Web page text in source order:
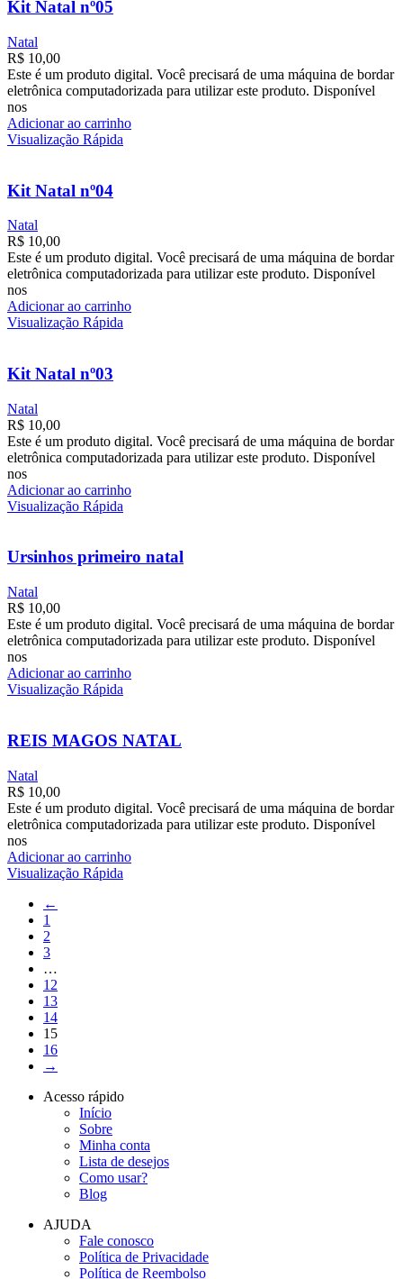
Kit Natal nº05
Natal
R$ 10,00
Este é um produto digital. Você precisará de uma máquina de bordar
eletrônica computadorizada para utilizar este produto. Disponível
nos
Adicionar ao carrinho
Visualização Rápida
Kit Natal nº04
Natal
R$ 10,00
Este é um produto digital. Você precisará de uma máquina de bordar
eletrônica computadorizada para utilizar este produto. Disponível
nos
Adicionar ao carrinho
Visualização Rápida
Kit Natal nº03
Natal
R$ 10,00
Este é um produto digital. Você precisará de uma máquina de bordar
eletrônica computadorizada para utilizar este produto. Disponível
nos
Adicionar ao carrinho
Visualização Rápida
Ursinhos primeiro natal
Natal
R$ 10,00
Este é um produto digital. Você precisará de uma máquina de bordar
eletrônica computadorizada para utilizar este produto. Disponível
nos
Adicionar ao carrinho
Visualização Rápida
REIS MAGOS NATAL
Natal
R$ 10,00
Este é um produto digital. Você precisará de uma máquina de bordar
eletrônica computadorizada para utilizar este produto. Disponível
nos
Adicionar ao carrinho
Visualização Rápida
←
1
2
3
…
12
13
14
15
16
→
Acesso rápido
Início
Sobre
Minha conta
Lista de desejos
Como usar?
Blog
AJUDA
Fale conosco
Política de Privacidade
Política de Reembolso